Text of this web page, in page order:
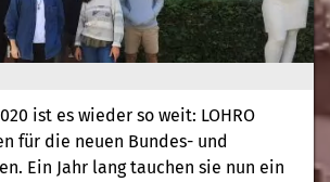
ist es wieder so weit: LOHRO
für die neuen Bundes- und
Ein Jahr lang tauchen sie nun ein